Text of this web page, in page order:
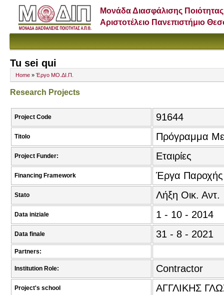
Μονάδα Διασφάλισης Ποιότητας
Αριστοτέλειο Πανεπιστήμιο
Tu sei qui
Home » Έργο ΜΟ.ΔΙ.Π.
Research Projects
Project Code 91644
Titolo Πρόγραμμα
Project Funder: Εταιρίες
Financing Framework Έργα
Stato Λήξη Οικ. Αντ.
Data iniziale 1 - 10 - 2014
Data finale 31 - 8 - 2021
Partners:
Institution Role: Contractor
Project's school ΑΓΓΛΙΚΗΣ